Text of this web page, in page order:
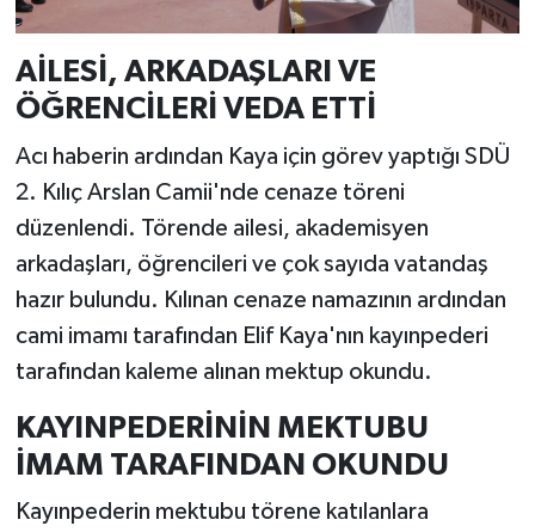
AİLESİ, ARKADAŞLARI VE
ÖĞRENCİLERİ VEDA ETTİ
Acı haberin ardından Kaya için görev yaptığı SDÜ
2. Kılıç Arslan Camii'nde cenaze töreni
düzenlendi. Törende ailesi, akademisyen
arkadaşları, öğrencileri ve çok sayıda vatandaş
hazır bulundu. Kılınan cenaze namazının ardından
cami imamı tarafından Elif Kaya'nın kayınpederi
tarafından kaleme alınan mektup okundu.
KAYINPEDERİNİN MEKTUBU
İMAM TARAFINDAN OKUNDU
Kayınpederin mektubu törene katılanlara